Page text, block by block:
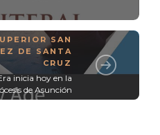
SAN
DE SANTA
CRUZ
inicia hoy en la
de Asunción